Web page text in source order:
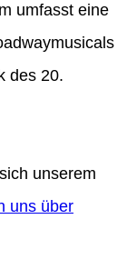
umfasst eine
des 20.
unserem
uns über